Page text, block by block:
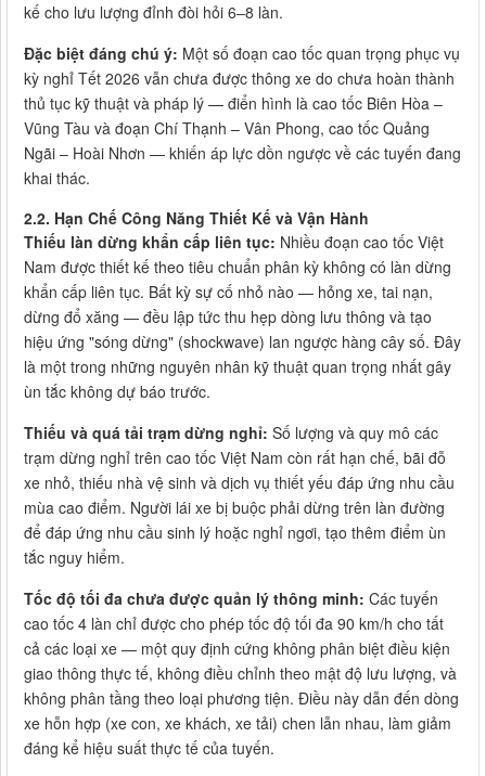
kế cho lưu lượng đỉnh đòi hỏi 6–8 làn.
Đặc biệt đáng chú ý: Một số đoạn cao tốc quan trọng phục vụ
kỳ nghỉ Tết 2026 vẫn chưa được thông xe do chưa hoàn thành
thủ tục kỹ thuật và pháp lý — điển hình là cao tốc Biên Hòa –
Vũng Tàu và đoạn Chí Thạnh – Vân Phong, cao tốc Quảng
Ngãi – Hoài Nhơn — khiến áp lực dồn ngược về các tuyến đang
khai thác.
2.2. Hạn Chế Công Năng Thiết Kế và Vận Hành
Thiếu làn dừng khẩn cấp liên tục: Nhiều đoạn cao tốc Việt
Nam được thiết kế theo tiêu chuẩn phân kỳ không có làn dừng
khẩn cấp liên tục. Bất kỳ sự cố nhỏ nào — hỏng xe, tai nạn,
dừng đổ xăng — đều lập tức thu hẹp dòng lưu thông và tạo
hiệu ứng "sóng dừng" (shockwave) lan ngược hàng cây số. Đây
là một trong những nguyên nhân kỹ thuật quan trọng nhất gây
ùn tắc không dự báo trước.
Thiếu và quá tải trạm dừng nghỉ: Số lượng và quy mô các
trạm dừng nghỉ trên cao tốc Việt Nam còn rất hạn chế, bãi đỗ
xe nhỏ, thiếu nhà vệ sinh và dịch vụ thiết yếu đáp ứng nhu cầu
mùa cao điểm. Người lái xe bị buộc phải dừng trên làn đường
để đáp ứng nhu cầu sinh lý hoặc nghỉ ngơi, tạo thêm điểm ùn
tắc nguy hiểm.
Tốc độ tối đa chưa được quản lý thông minh: Các tuyến
cao tốc 4 làn chỉ được cho phép tốc độ tối đa 90 km/h cho tất
cả các loại xe — một quy định cứng không phân biệt điều kiện
giao thông thực tế, không điều chỉnh theo mật độ lưu lượng, và
không phân tầng theo loại phương tiện. Điều này dẫn đến dòng
xe hỗn hợp (xe con, xe khách, xe tải) chen lẫn nhau, làm giảm
đáng kể hiệu suất thực tế của tuyến.